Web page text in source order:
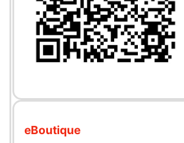
eBoutique